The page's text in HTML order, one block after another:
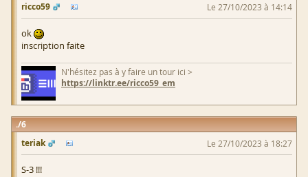
ricco59
Le 27/10/2023 à 14:14
ok
inscription faite
N'hésitez pas à y faire un tour ici >
https://linktr.ee/ricco59_em
6
teriak
Le 27/10/2023 à 18:27
S-3 !!!